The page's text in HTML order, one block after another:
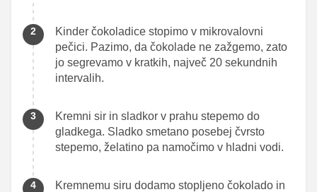
Kinder čokoladice stopimo v mikrovalovni
pečici. Pazimo, da čokolade ne zažgemo, zato
jo segrevamo v kratkih, največ 20 sekundnih
intervalih.
Kremni sir in sladkor v prahu stepemo do
gladkega. Sladko smetano posebej čvrsto
stepemo, želatino pa namočimo v hladni vodi.
Kremnemu siru dodamo stopljeno čokolado in